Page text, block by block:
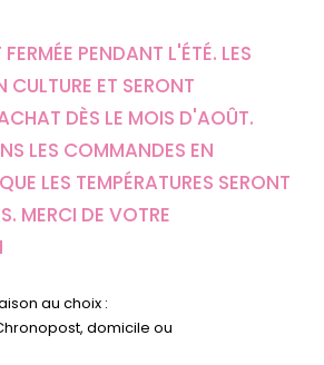
PENDANT L'ÉTÉ. LES
CULTURE ET SERONT
DÈS LE MOIS D'AOÛT.
LES COMMANDES EN
LES TEMPÉRATURES SERONT
MERCI DE VOTRE
au choix :
domicile ou